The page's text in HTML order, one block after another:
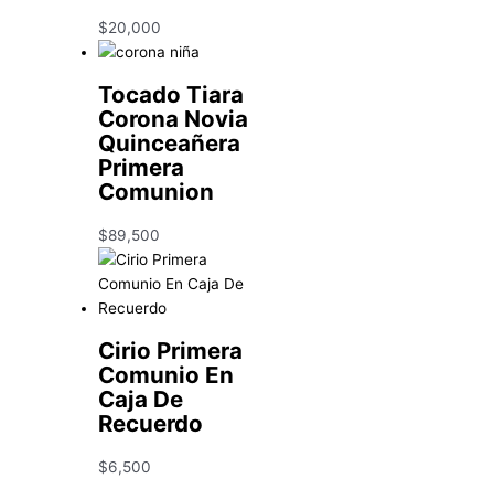
$20,000
Tocado Tiara
Corona Novia
Quinceañera
Primera
Comunion
$89,500
Cirio Primera
Comunio En
Caja De
Recuerdo
$6,500